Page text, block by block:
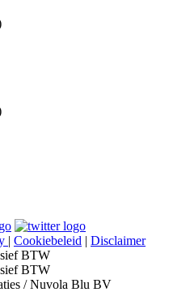
| Cookiebeleid | Disclaimer
BTW
BTW
/ Nuvola Blu BV